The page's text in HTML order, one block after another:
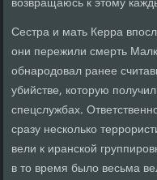
Сестра и мать Керра
они пережили смерть
обнародовал ранее
убийстве, которую
спецслужбах.
сразу несколько
вели к иранской
в то время было весьма